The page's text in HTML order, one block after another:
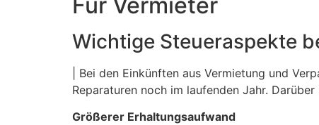
Wichtige Steueraspekte
| Bei den Einkünften aus Vermietung und
Reparaturen noch im laufenden Jahr.
Größerer Erhaltungsaufwand